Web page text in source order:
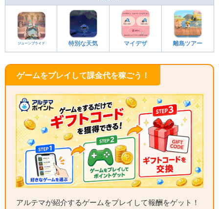
ジューンブライド 特別な天気 マイデザ 離島ツアー
ゲームをプレイして課金代を稼ごう！
アルテマが紹介するゲームをプレイして報酬をゲット！